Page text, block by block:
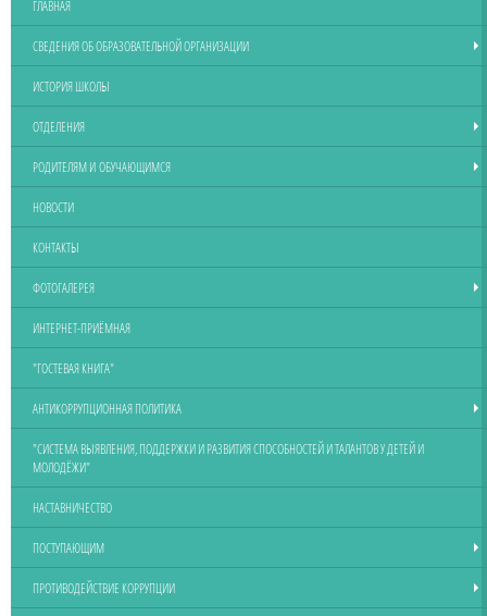
ГЛАВНАЯ
СВЕДЕНИЯ ОБ ОБРАЗОВАТЕЛЬНОЙ ОРГАНИЗАЦИИ
ИСТОРИЯ ШКОЛЫ
ОТДЕЛЕНИЯ
РОДИТЕЛЯМ И ОБУЧАЮЩИМСЯ
НОВОСТИ
КОНТАКТЫ
ФОТОГАЛЕРЕЯ
ИНТЕРНЕТ-ПРИЁМНАЯ
"ГОСТЕВАЯ КНИГА"
АНТИКОРРУПЦИОННАЯ ПОЛИТИКА
"СИСТЕМА ВЫЯВЛЕНИЯ, ПОДДЕРЖКИ И РАЗВИТИЯ СПОСОБНОСТЕЙ И ТАЛАНТОВ У ДЕТЕЙ И
МОЛОДЁЖИ"
НАСТАВНИЧЕСТВО
ПОСТУПАЮЩИМ
ПРОТИВОДЕЙСТВИЕ КОРРУПЦИИ